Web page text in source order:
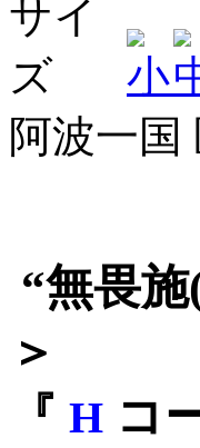
阿波一国
“無畏
＞
『 H コ